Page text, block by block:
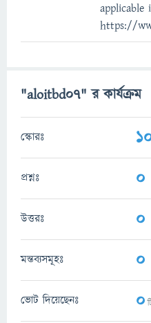
applicable
https://
"aloitbd07" র কার্যক্রম
স্কোরঃ
প্রশ্নঃ 0
উত্তরঃ 0
মন্তব্যসমূহঃ 0
ভোট দিয়েছেনঃ 0